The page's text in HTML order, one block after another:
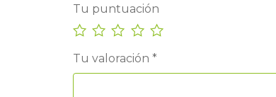
Tu puntuación
Tu valoración *